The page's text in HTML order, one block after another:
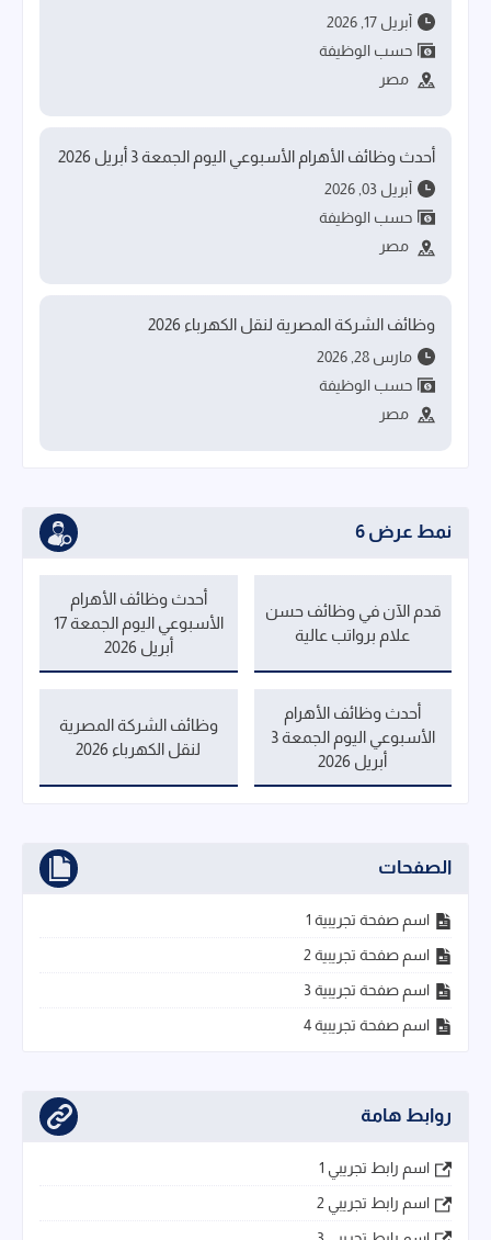
أبريل 17, 2026
حسب الوظيفة
مصر
أحدث وظائف الأهرام الأسبوعي اليوم الجمعة 3 أبريل 2026
أبريل 03, 2026
حسب الوظيفة
مصر
وظائف الشركة المصرية لنقل الكهرباء 2026
مارس 28, 2026
حسب الوظيفة
مصر
نمط عرض 6
قدم الآن في وظائف حسن
علام برواتب عالية
أحدث وظائف الأهرام
الأسبوعي اليوم الجمعة 17
أبريل 2026
أحدث وظائف الأهرام
الأسبوعي اليوم الجمعة 3
أبريل 2026
وظائف الشركة المصرية
لنقل الكهرباء 2026
الصفحات
اسم صفحة تجريبية 1
اسم صفحة تجريبية 2
اسم صفحة تجريبية 3
اسم صفحة تجريبية 4
روابط هامة
اسم رابط تجريبي 1
اسم رابط تجريبي 2